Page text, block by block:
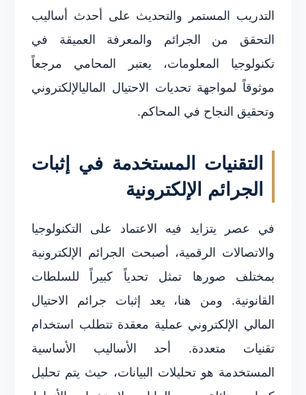
التدريب المستمر والتحديث على أحدث أساليب
التحقق من الجرائم والمعرفة العميقة في
تكنولوجيا المعلومات، يعتبر المحامي مرجعاً
موثوقاً لمواجهة تحديات الاحتيال الماليالإلكتروني
وتحقيق النجاح في المحاكم.
التقنيات المستخدمة في إثبات
الجرائم الإلكترونية
في عصر يتزايد فيه الاعتماد على التكنولوجيا
والاتصالات الرقمية، أصبحت الجرائم الإلكترونية
بمختلف صورها تمثل تحدياً كبيراً للسلطات
القانونية. ومن هنا، يعد إثبات جرائم الاحتيال
المالي الإلكتروني عملية معقدة تتطلب استخدام
تقنيات متعددة. أحد الأساليب الأساسية
المستخدمة هو تحليلات البيانات، حيث يتم تحليل